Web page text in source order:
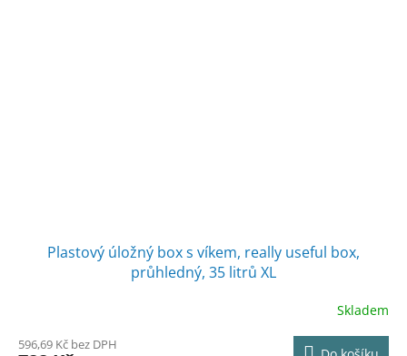
Plastový úložný box s víkem, really useful box,
průhledný, 35 litrů XL
Skladem
596,69 Kč bez DPH